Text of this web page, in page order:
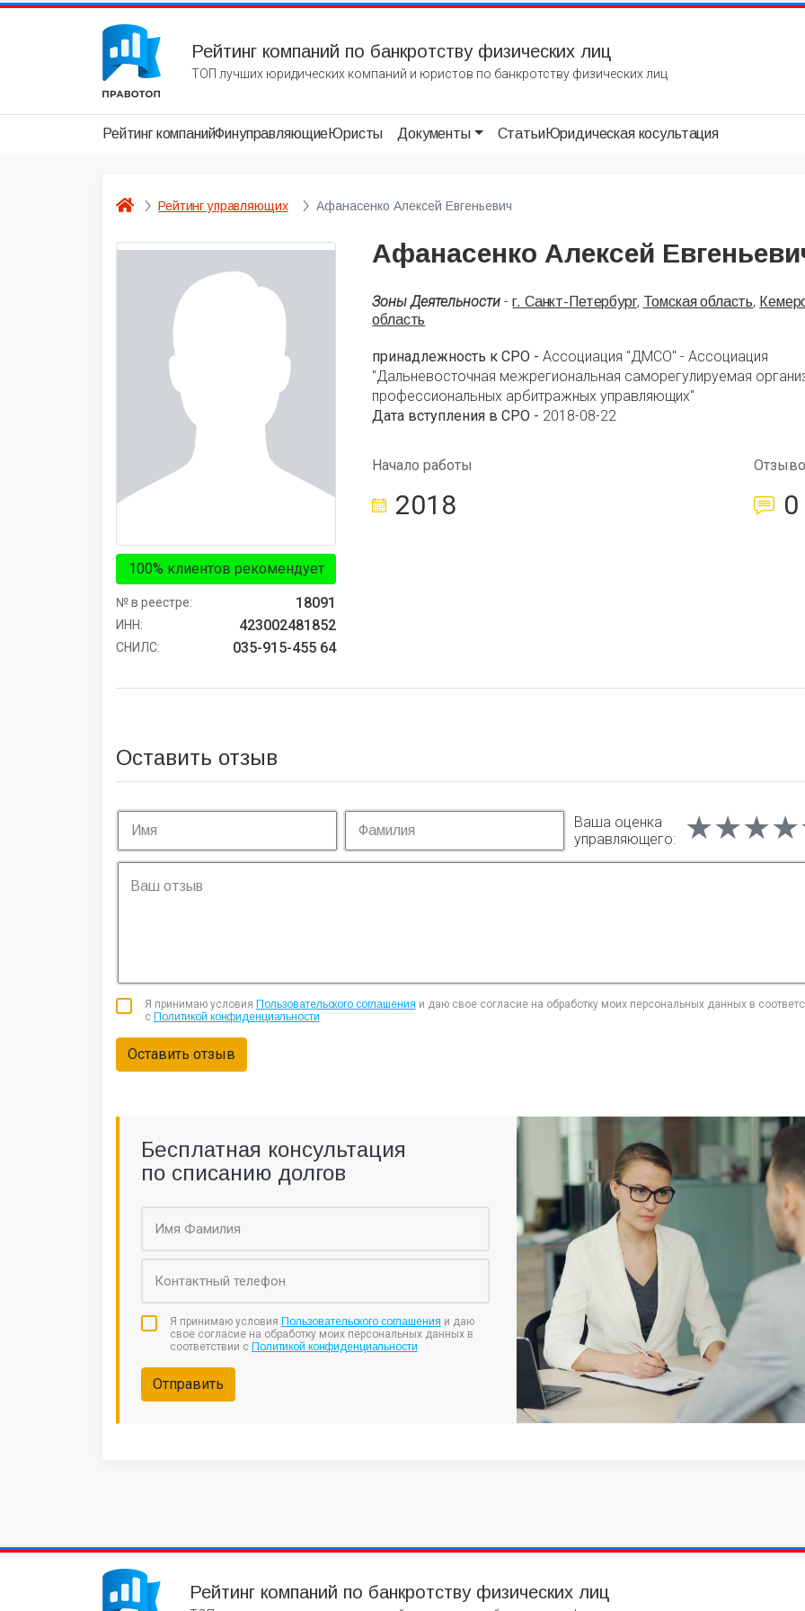
Рейтинг компаний по банкротству физических лиц
ТОП лучших юридических компаний и юристов по банкротству физических лиц
Рейтинг компанийФинуправляющиеЮристы Документы СтатьиЮридическая косультация
Рейтинг управляющих Афанасенко Алексей Евгеньевич
100% клиентов рекомендует
№ в реестре: 18091
ИНН: 423002481852
СНИЛС: 035-915-455 64
Афанасенко Алексей
Зоны Деятельности -г. Санкт-Петербург, Томская область,
область
принадлежность к СРО -Ассоциация "ДМСО" - Ассоциация
"Дальневосточная межрегиональная саморегулируемая
профессиональных арбитражных управляющих"
Дата вступления в СРО - 2018-08-22
Начало работы
2018 0
Оставить отзыв
Ваша оценка
управляющего:
Я принимаю условия Пользовательского соглашения и даю свое согласие на обработку моих персональных данных в
с Политикой конфиденциальности
Оставить отзыв
Бесплатная консультация
по списанию долгов
Я принимаю условия Пользовательского соглашения и даю
свое согласие на обработку моих персональных данных в
соответствии с Политикой конфиденциальности
Отправить
Рейтинг компаний по банкротству физических лиц